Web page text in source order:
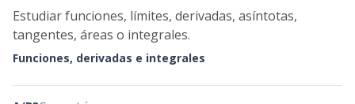
Estudiar funciones, límites, derivadas, asíntotas,
tangentes, áreas o integrales.
Funciones, derivadas e integrales